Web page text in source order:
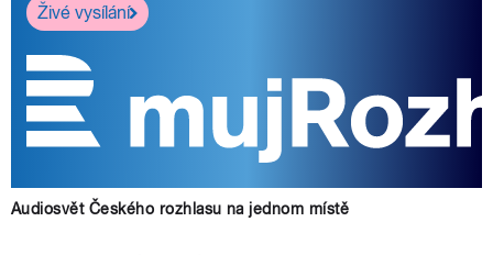
Živé vysílání
Audiosvět Českého rozhlasu na jednom místě